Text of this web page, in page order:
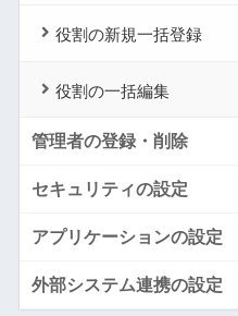
役割の新規一括登録
役割の一括編集
管理者の登録・削除
セキュリティの設定
アプリケーションの設定
外部システム連携の設定